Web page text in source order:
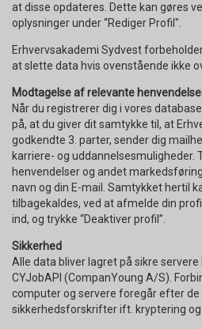
at disse opdateres. Dette kan gøres
oplysninger under “Rediger Profil".
Erhvervsakademi Sydvest
at slette data hvis ovenstående ikke
Modtagelse af relevante
Når du registrerer dig i vores
på, at du giver dit samtykke til, at
godkendte 3. parter, sender dig
karriere- og
henvendelser og andet
navn og din E-mail. Samtykket hertil
tilbagekaldes, ved at afmelde din
ind, og trykke “Deaktiver profil”.
Sikkerhed
Alle data bliver lagret på sikre
CYJobAPI (CompanYoung A/S).
computer og servere foregår efter
sikkerhedsforskrifter ift. kryptering og